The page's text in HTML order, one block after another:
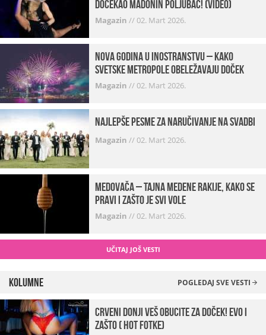
dočekao Madonin poljubac! (VIDEO)
Magazin //02. Mart 2026.
Nova godina u inostranstvu – kako
svetske metropole obeležavaju doček
Magazin //02. Mart 2026.
Najlepše pesme za naručivanje na svadbi
Magazin //02. Mart 2026.
Medovača – tajna medene rakije, kako se
pravi i zašto je svi vole
Magazin //02. Mart 2026.
UČITAJ JOŠ VESTI
Kolumne POGLEDAJ SVE VESTI
Crveni donji veš obucite za doček! Evo i
zašto ( hot fotke)